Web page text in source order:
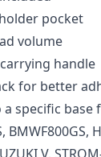
pocket
volume
handle
for better
a specific
BMWF800GS,